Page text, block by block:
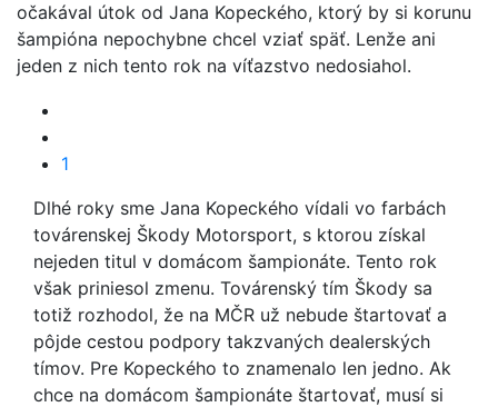
očakával útok od Jana Kopeckého, ktorý by si korunu
šampióna nepochybne chcel vziať späť. Lenže ani
jeden z nich tento rok na víťazstvo nedosiahol.
1
Dlhé roky sme Jana Kopeckého vídali vo farbách
továrenskej Škody Motorsport, s ktorou získal
nejeden titul v domácom šampionáte. Tento rok
však priniesol zmenu. Továrenský tím Škody sa
totiž rozhodol, že na MČR už nebude štartovať a
pôjde cestou podpory takzvaných dealerských
tímov. Pre Kopeckého to znamenalo len jedno. Ak
chce na domácom šampionáte štartovať, musí si